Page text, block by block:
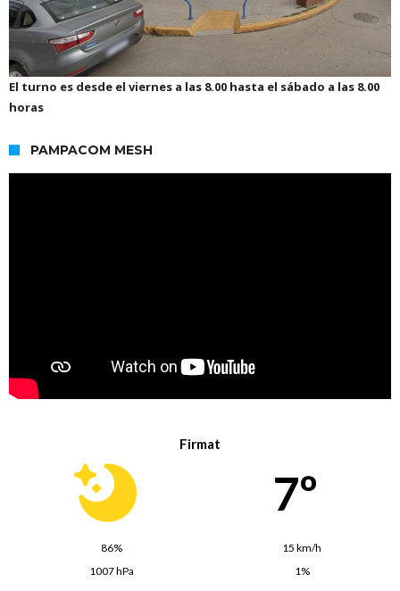
El turno es desde el viernes a las 8.00 hasta el sábado a las 8.00
horas
PAMPACOM MESH
Firmat
7º
86%
15 km/h
1007 hPa
1%